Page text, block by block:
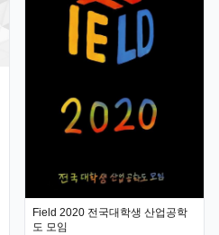
Field 2020 전국대학생 산업공학
도 모임